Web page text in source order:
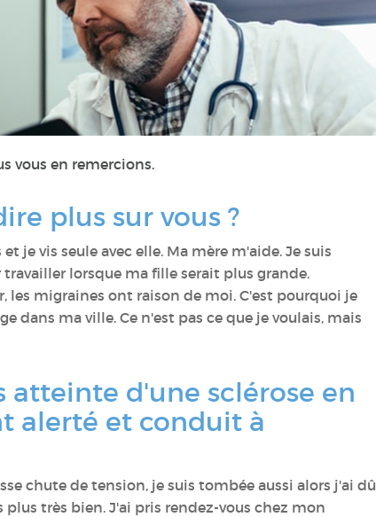
vous en remercions.
plus sur vous ?
je vis seule avec elle. Ma mère m'aide. Je suis
lorsque ma fille serait plus grande.
migraines ont raison de moi. C'est pourquoi je
dans ma ville. Ce n'est pas ce que je voulais, mais
atteinte d'une sclérose en
alerté et conduit à
chute de tension, je suis tombée aussi alors j'ai dû
très bien. J'ai pris rendez-vous chez mon